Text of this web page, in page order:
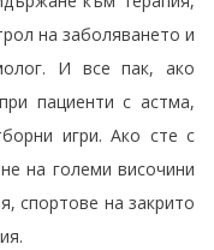
на заболяването и
И все пак, ако
пациенти с астма,
игри. Ако сте с
на големи височини
спортове на закрито